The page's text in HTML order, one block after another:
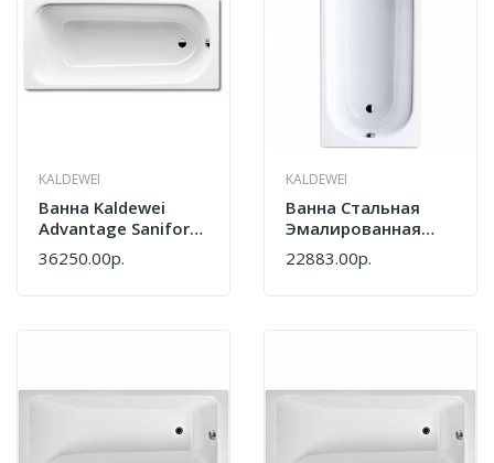
KALDEWEI
Ванна Kaldewei
Advantage Saniform
Plus 362-1
111700010001
36250.00р.
KALDEWEI
Ванна Стальная
Эмалированная
Kaldewei EUROWA
1197 1203 0001
22883.00р.